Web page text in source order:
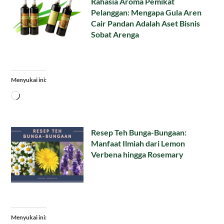
Pelanggan: Mengapa Gula Aren
Cair Pandan Adalah Aset Bisnis
Sobat Arenga
Menyukai ini:
Memuat...
Resep Teh Bunga-Bungaan:
Manfaat Ilmiah dari Lemon
Verbena hingga Rosemary
Menyukai ini: